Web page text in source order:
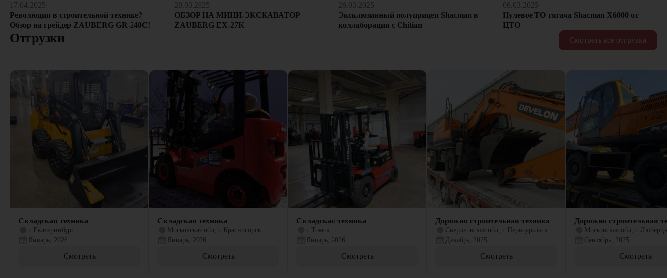
17.04.2025
Революция в строительной технике?
Обзор на грейдер ZAUBERG GR-240C!
28.03.2025
ОБЗОР НА МИНИ-ЭКСКАВАТОР
ZAUBERG EX-27K
26.03.2025
Эксклюзивный полуприцеп Shacman в
коллаборации с Chitian
06.03.2025
Нулевое ТО тягача Shacman Х6000 от
ЦТО
Смотреть все отгрузки
Отгрузки
Складская техника
г Екатеринбург
Январь, 2026
Смотреть
Складская техника
Московская обл, г Красногорск
Январь, 2026
Смотреть
Складская техника
г Томск
Январь, 2026
Смотреть
Дорожно-строительная техника
Свердловская обл, г Первоуральск
Декабрь, 2025
Смотреть
Дорожно-строительная
Московская обл, г
Сентябрь, 2025
Смотреть